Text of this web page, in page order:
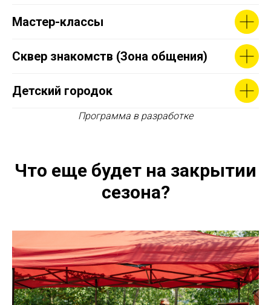
Мастер-классы
Сквер знакомств (Зона общения)
Детский городок
Программа в разработке
Что еще будет на закрытии
сезона?